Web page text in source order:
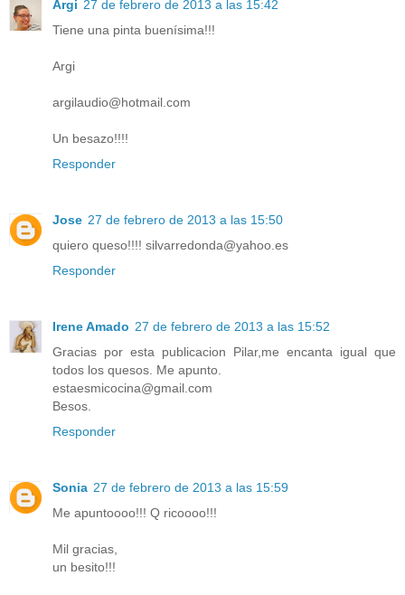
Argi 27 de febrero de 2013 a las 15:42
Tiene una pinta buenísima!!!
Argi
argilaudio@hotmail.com
Un besazo!!!!
Responder
Jose 27 de febrero de 2013 a las 15:50
quiero queso!!!! silvarredonda@yahoo.es
Responder
Irene Amado 27 de febrero de 2013 a las 15:52
Gracias por esta publicacion Pilar,me encanta igual que
todos los quesos. Me apunto.
estaesmicocina@gmail.com
Besos.
Responder
Sonia 27 de febrero de 2013 a las 15:59
Me apuntoooo!!! Q ricoooo!!!
Mil gracias,
un besito!!!